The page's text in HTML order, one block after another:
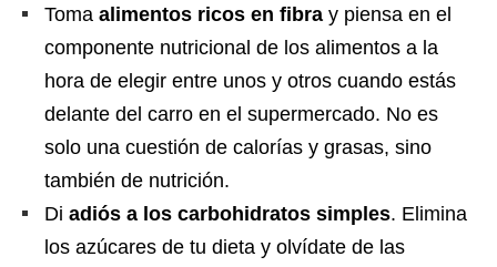
Toma alimentos ricos en fibra y piensa en el
componente nutricional de los alimentos a la
hora de elegir entre unos y otros cuando estás
delante del carro en el supermercado. No es
solo una cuestión de calorías y grasas, sino
también de nutrición.
Di adiós a los carbohidratos simples. Elimina
los azúcares de tu dieta y olvídate de las